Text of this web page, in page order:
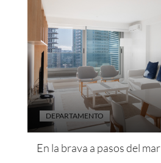
En la brava a pasos del mar
DEPARTAMENTO